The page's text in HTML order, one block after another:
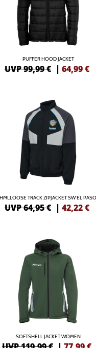
PUFFER HOOD JACKET
UVP 99,99 € | 64,99 €
HMLLOOSE TRACK ZIPJACKET SW EL PASO
UVP 64,95 € | 42,22 €
SOFTSHELL JACKET WOMEN